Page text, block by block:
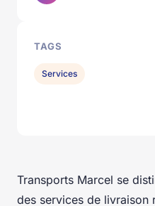
Transports Marcel se
des services de livraison
TAGS
Services